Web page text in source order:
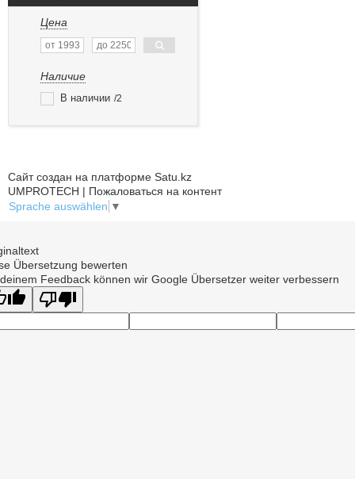
Цена
Наличие
В наличии 2
Сайт создан на платформе Satu.kz
UMPROTECH | Пожаловаться на контент
Sprache auswählen ▼
Übersetzung bewerten
Feedback können wir Google Übersetzer weiter verbessern